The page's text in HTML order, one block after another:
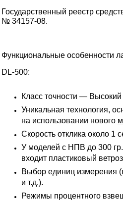
Государственный реестр
№ 34157-08.
Функциональные особенности
DL-500:
Класс точности —
Уникальная технология,
на использовании нового
Скорость отклика около 1
У моделей с НПВ до 300 гр.
входит пластиковый
Выбор единиц измерения
и т.д.).
Режимы процентного